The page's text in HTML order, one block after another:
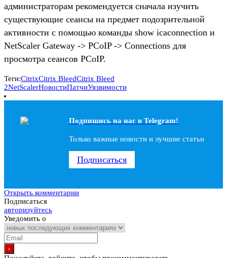
администраторам рекомендуется сначала изучить
существующие сеансы на предмет подозрительной
активности с помощью команды show icaconnection и
NetScaler Gateway -> PCoIP -> Connections для
просмотра сеансов PCoIP.
Теги:CitrixCitrix BleedCitrix Bleed
2NetScalerНовостиПатчиУязвимости
Подпишись на наc в Telegram!
Только важные новости и лучшие статьи
Подписаться
Открыть комментарии
Подписаться
авторизуйтесь
Уведомить о